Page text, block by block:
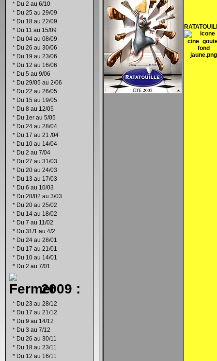
* Du 2 au 6/10
* Du 25 au 29/09
* Du 18 au 22/09
* Du 11 au 15/09
* Du 04 au 08/09
* Du 26 au 30/06
* Du 19 au 23/06
* Du 12 au 16/06
* Du 5 au 9/06
* Du 29/05 au 2/06
* Du 22 au 26/05
* Du 15 au 19/05
* Du 8 au 12/05
* Du 1er au 5/05
* Du 24 au 28/04
* Du 17 au 21 /04
* Du 10 au 14/04
* Du 2 au 7/04
* Du 27 au 31/03
* Du 20 au 24/03
* Du 13 au 17/03
* Du 6 au 10/03
* Du 28/02 au 3/03
* Du 20 au 25/02
* Du 14 au 18/02
* Du 7 au 11/02
* Du 31/1 au 4/2
* Du 24 au 28/01
* Du 17 au 21/01
* Du 10 au 14/01
* Du 2 au 7/01
2009 :
* Du 23 au 28/12
* Du 17 au 21/12
* Du 9 au 14/12
* Du 3 au 7/12
* Du 26 au 30/11
* Du 18 au 23/11
* Du 12 au 16/11